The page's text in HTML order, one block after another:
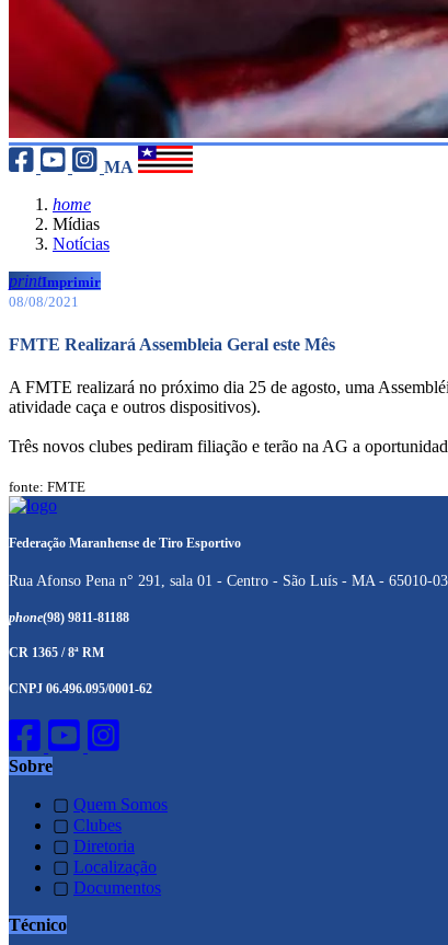
MA
home
Mídias
Notícias
printImprimir
08/08/2021
FMTE Realizará Assembleia Geral este Mês
A FMTE realizará no próximo dia 25 de agosto, uma
atividade caça e outros dispositivos).
Três novos clubes pediram filiação e terão na AG a
fonte: FMTE
Federação Maranhense de Tiro Esportivo
Rua Afonso Pena n° 291, sala 01 - Centro - São Luís - MA - 65010-
phone(98) 9811-81188
CR 1365 / 8ª RM
CNPJ 06.496.095/0001-62
Sobre
▢ Quem Somos
▢ Clubes
▢ Diretoria
▢ Localização
▢ Documentos
Técnico